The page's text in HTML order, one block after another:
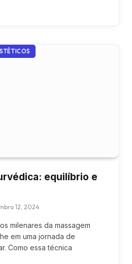
equilíbrio e
12, 2024
milenares da massagem
em uma jornada de
Como essa técnica